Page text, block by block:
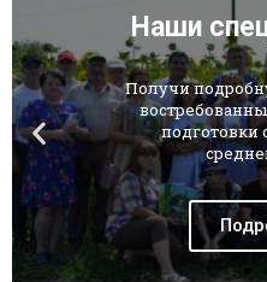
Наши
Получи
подготовки